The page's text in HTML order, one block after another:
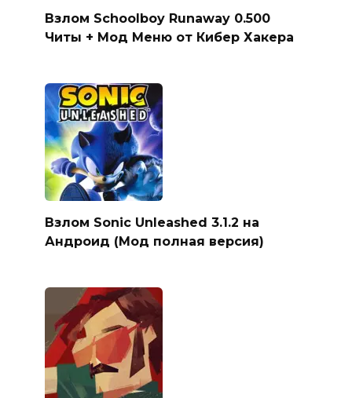
Взлом Schoolboy Runaway 0.500
Читы + Мод Меню от Кибер Хакера
Взлом Sonic Unleashed 3.1.2 на
Андроид (Мод полная версия)